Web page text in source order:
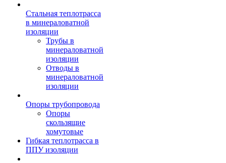
Стальная теплотрасса
в минераловатной
изоляции
Трубы в
минераловатной
изоляции
Отводы в
минераловатной
изоляции
Опоры трубопровода
Опоры
скользящие
хомутовые
Гибкая теплотрасса в
ППУ изоляции